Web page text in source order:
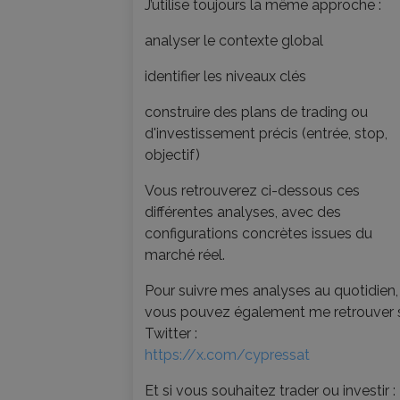
J’utilise toujours la même approche :
analyser le contexte global
identifier les niveaux clés
construire des plans de trading ou
d'investissement précis (entrée, stop,
objectif)
Vous retrouverez ci-dessous ces
différentes analyses, avec des
configurations concrètes issues du
marché réel.
Pour suivre mes analyses au quotidien,
vous pouvez également me retrouver
Twitter :
https://x.com/cypressat
Et si vous souhaitez trader ou investir :